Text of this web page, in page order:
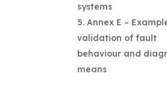
systems
Annex E –
validation of fault
behaviour and
means